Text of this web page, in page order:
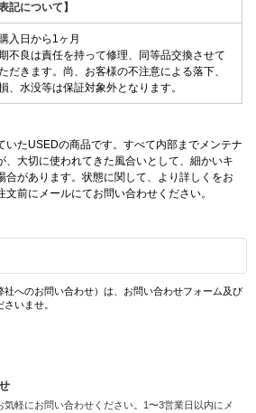
記について】
入日から1ヶ月
不良は責任を持って修理、同等品交換させて
だきます。尚、お客様の不注意による落下、
、水没等は保証対象外となります。
いたUSEDの商品です。すべて内部までメンテナ
、大切に使われてきた風合いとして、細かいキ
合があります。状態に関して、より詳しくをお
前にメールにてお問い合わせください。
へのお問い合わせ）は、お問い合わせフォーム及び
いませ。
気軽にお問い合わせください。1〜3営業日以内にメ